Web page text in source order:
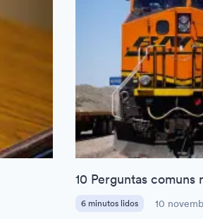
10 Perguntas
6 minutos lidos 10